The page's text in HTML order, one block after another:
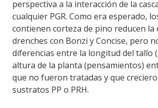
perspectiva a la interacción de la
cualquier PGR. Como era esperado,
contienen corteza de pino reducen la
drenches con Bonzi y Concise, pero
diferencias entre la longitud del tallo
altura de la planta (pensamientos)
que no fueron tratadas y que
sustratos PP o PRH.